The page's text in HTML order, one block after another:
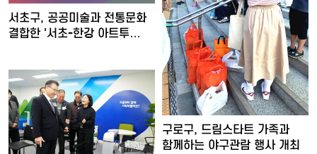
서초구, 공공미술과 전통문화
결합한 '서초-한강 아트투…
구로구, 드림스타트 가족과
함께하는 야구관람 행사 개최